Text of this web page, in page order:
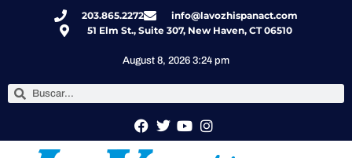
203.865.2272
info@lavozhispanact.com
51 Elm St., Suite 307, New Haven, CT 06510
August 8, 2026 3:24 pm